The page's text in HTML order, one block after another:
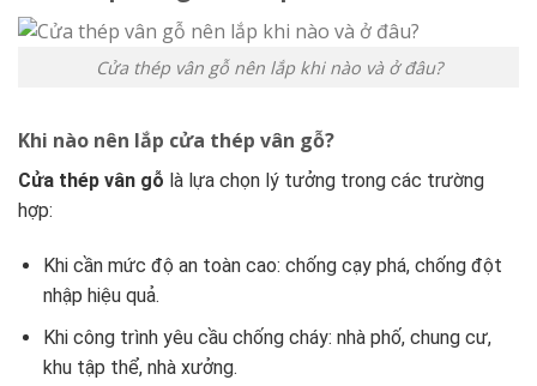
Cửa thép vân gỗ nên lắp khi nào và ở đâu?
Khi nào nên lắp cửa thép vân gỗ?
Cửa thép vân gỗ là lựa chọn lý tưởng trong các trường
hợp:
Khi cần mức độ an toàn cao: chống cạy phá, chống đột
nhập hiệu quả.
Khi công trình yêu cầu chống cháy: nhà phố, chung cư,
khu tập thể, nhà xưởng.